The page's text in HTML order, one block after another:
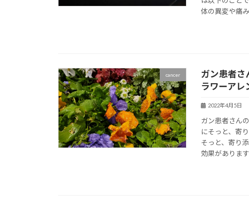
体の異変や痛
cancer
ガン患者さ
ラワーアレ
2022年4月5日
ガン患者さん
にそっと、寄
そっと、寄り
効果がありま